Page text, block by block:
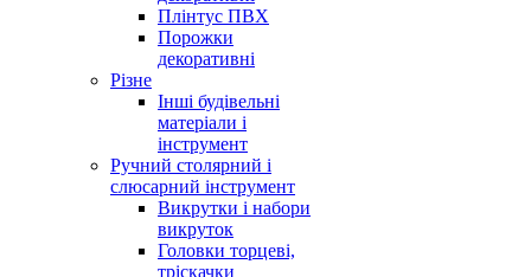
Плінтус ПВХ
Порожки
декоративні
Різне
Інші будівельні
матеріали і
інструмент
Ручний столярний і
слюсарний інструмент
Викрутки і набори
викруток
Головки торцеві,
тріскачки